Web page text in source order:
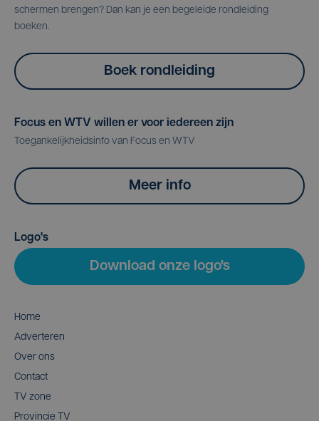
schermen brengen? Dan kan je een begeleide rondleiding
boeken.
Boek rondleiding
Focus en WTV willen er voor iedereen zijn
Toegankelijkheidsinfo van Focus en WTV
Meer info
Logo's
Download onze logo's
Home
Adverteren
Over ons
Contact
TV zone
Provincie TV